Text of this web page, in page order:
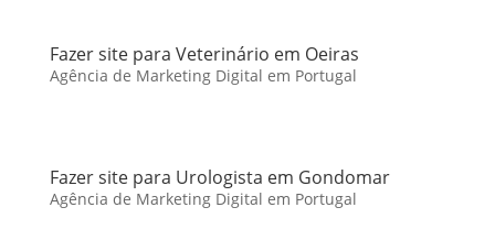
Fazer site para Veterinário em Oeiras
Agência de Marketing Digital em Portugal
Fazer site para Urologista em Gondomar
Agência de Marketing Digital em Portugal